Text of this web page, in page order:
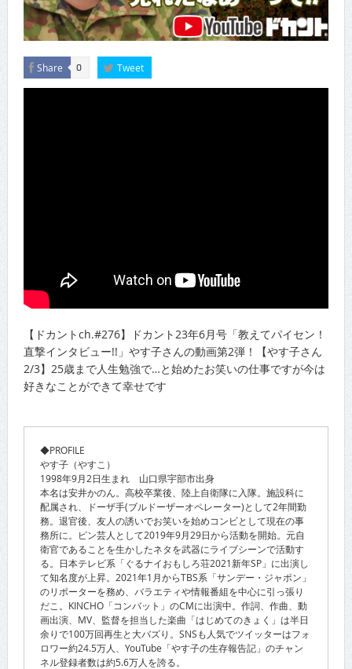
Share 0 Tweet
【ドカントch.#276】ドカント23年6月号「教えてパイセン！
直撃インタビュー!!」やす子さんの動画第2弾！【やす子さん
2/3】25歳まで人生勉強で…と始めたお笑いの仕事ですが今は
好きなことができて幸せです
◆PROFILE
やす子（やすこ）
1998年9月2日生まれ 山口県宇部市出身
本名は安井かのん。高校卒業後、陸上自衛隊に入隊。施設科に
配属され、ドーザ手(ブルドーザーオペレーター)として2年間勤
務。退官後、友人の誘いでお笑いを始めコンビとして現在の事
務所に。ピン芸人として2019年9月29日から活動を開始。元自
衛官であることを生かしたネタを武器にライブシーンで活動す
る。日本テレビ系「ぐるナイおもしろ荘2021新年SP」に出演し
て知名度が上昇。2021年1月からTBS系「サンデー・ジャポン」
のリポーターを務め、バラエティや情報番組を中心に引っ張り
だこ。KINCHO「コンバット」のCMに出演中。作詞、作曲、動
画出演、MV、監督を担当した楽曲「はじめてのきょく」は半日
余りで100万回再生と大バズり。SNSも人気でツイッターはフォ
ロワー約24.5万人、YouTube「やす子の生存報告記」のチャン
ネル登録者数は約5.6万人を誇る。